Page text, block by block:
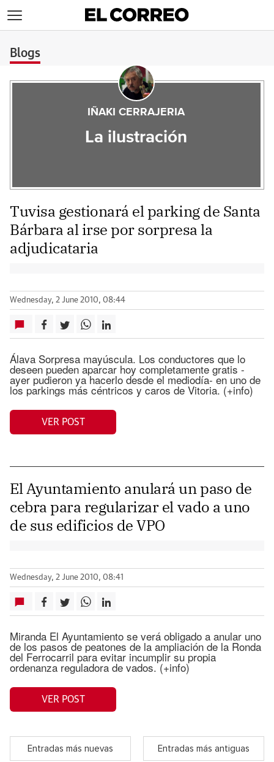
Blogs
IÑAKI CERRAJERIA
La ilustración
Tuvisa gestionará el parking de Santa
Bárbara al irse por sorpresa la
adjudicataria
Wednesday, 2 June 2010, 08:44
Álava Sorpresa mayúscula. Los conductores que lo
deseen pueden aparcar hoy completamente gratis -
ayer pudieron ya hacerlo desde el mediodía- en uno de
los parkings más céntricos y caros de Vitoria. (+info)
VER POST
El Ayuntamiento anulará un paso de
cebra para regularizar el vado a uno
de sus edificios de VPO
Wednesday, 2 June 2010, 08:41
Miranda El Ayuntamiento se verá obligado a anular uno
de los pasos de peatones de la ampliación de la Ronda
del Ferrocarril para evitar incumplir su propia
ordenanza reguladora de vados. (+info)
VER POST
Entradas más nuevas Entradas más antiguas